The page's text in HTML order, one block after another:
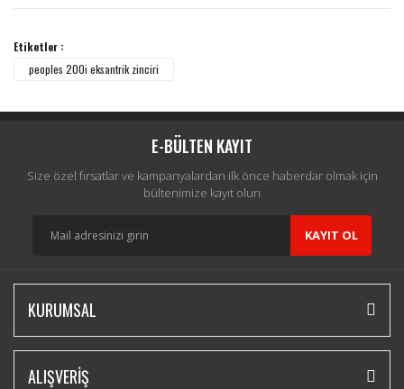
Etiketler :
peoples 200i eksantrik zinciri
E-BÜLTEN KAYIT
Size özel fırsatlar ve kampanyalardan ilk önce haberdar olmak için
bültenimize kayıt olun
KAYIT OL
KURUMSAL
ALIŞVERİŞ